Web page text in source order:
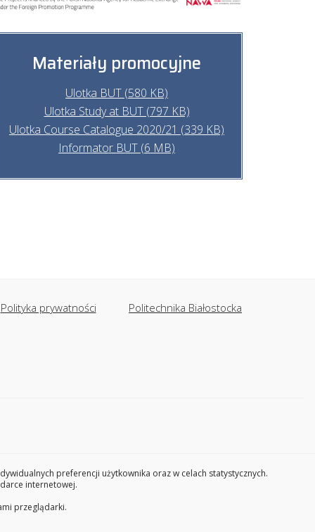
preferencji użytkownika oraz w celach statystycznych.
internetowej.
przeglądarki.
Materiały promocyjne
Ulotka BUT (580 KB)
Ulotka Study at BUT (797 KB)
Ulotka Course Catalogue 2020/21 (339 KB)
Informator BUT (6 MB)
Polityka prywatności Politechnika Białostocka